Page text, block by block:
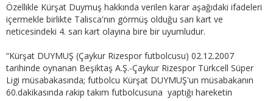
Özellikle Kürşat Duymuş hakkında verilen karar aşağıdaki ifadeleri
içermekle birlikte Talisca'nın görmüş olduğu sarı kart ve
neticesindeki 4. sarı kart olayına bire bir uyumludur.
“Kürşat DUYMUŞ (Çaykur Rizespor futbolcusu) 02.12.2007
tarihinde oynanan Beşiktaş A.Ş.-Çaykur Rizespor Türkcell Süper
Ligi müsabakasında; futbolcu Kürşat DUYMUŞ'un müsabakanın
60.dakikasında rakip takım futbolcusuna yaptığı hareketin